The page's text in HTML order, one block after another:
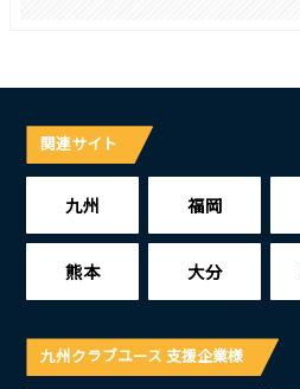
関連サイト
九州 福岡
熊本 大分
九州クラブユース 支援企業様